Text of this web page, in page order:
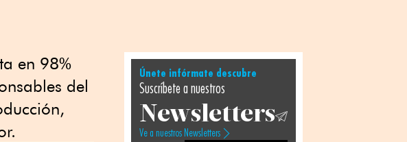
en 98%
del
Únete infórmate descubre
Suscríbete a nuestros
Newsletters
Ve a nuestros Newsletters